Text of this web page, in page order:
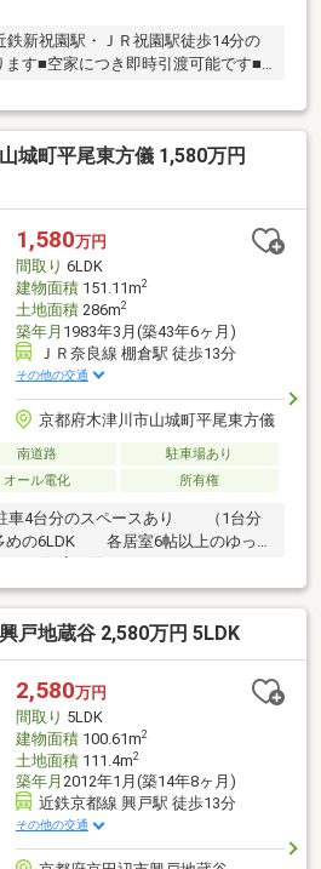
新祝園駅・ＪＲ祝園駅徒歩14分の
す■空家につき即時引渡可能です■
城町平尾東方儀 1,580万円
1,580万円
間取り 6LDK
建物面積151.11m2
土地面積286m2
築年月 1983年3月(築43年6ヶ月)
ＪＲ奈良線 棚倉駅 徒歩13分
その他の交通
京都府木津川市山城町平尾東方儀
南道路
駐車場あり
オール電化 所有権
車4台分のスペースあり （1台分
めの6LDK 各居室6帖以上のゆった
の個室が作れます！■ガーデニン
着いた静かな住宅街です※駐車台数
合責任免責
戸地蔵谷 2,580万円 5LDK
2,580万円
間取り 5LDK
建物面積100.61m2
土地面積111.4m2
築年月 2012年1月(築14年8ヶ月)
近鉄京都線 興戸駅 徒歩13分
その他の交通